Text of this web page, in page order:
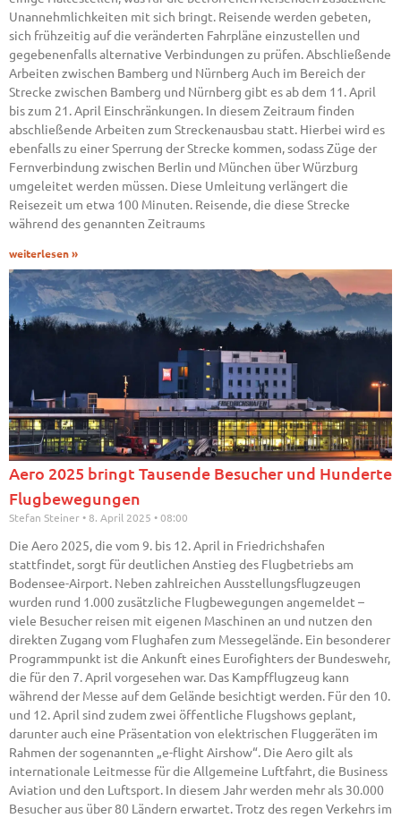
Unannehmlichkeiten mit sich bringt. Reisende werden gebeten,
sich frühzeitig auf die veränderten Fahrpläne einzustellen und
gegebenenfalls alternative Verbindungen zu prüfen. Abschließende
Arbeiten zwischen Bamberg und Nürnberg Auch im Bereich der
Strecke zwischen Bamberg und Nürnberg gibt es ab dem 11. April
bis zum 21. April Einschränkungen. In diesem Zeitraum finden
abschließende Arbeiten zum Streckenausbau statt. Hierbei wird es
ebenfalls zu einer Sperrung der Strecke kommen, sodass Züge der
Fernverbindung zwischen Berlin und München über Würzburg
umgeleitet werden müssen. Diese Umleitung verlängert die
Reisezeit um etwa 100 Minuten. Reisende, die diese Strecke
während des genannten Zeitraums
weiterlesen »
Aero 2025 bringt Tausende Besucher und Hunderte
Flugbewegungen
Stefan Steiner 8. April 2025 08:00
Die Aero 2025, die vom 9. bis 12. April in Friedrichshafen
stattfindet, sorgt für deutlichen Anstieg des Flugbetriebs am
Bodensee-Airport. Neben zahlreichen Ausstellungsflugzeugen
wurden rund 1.000 zusätzliche Flugbewegungen angemeldet –
viele Besucher reisen mit eigenen Maschinen an und nutzen den
direkten Zugang vom Flughafen zum Messegelände. Ein besonderer
Programmpunkt ist die Ankunft eines Eurofighters der Bundeswehr,
die für den 7. April vorgesehen war. Das Kampfflugzeug kann
während der Messe auf dem Gelände besichtigt werden. Für den 10.
und 12. April sind zudem zwei öffentliche Flugshows geplant,
darunter auch eine Präsentation von elektrischen Fluggeräten im
Rahmen der sogenannten „e-flight Airshow“. Die Aero gilt als
internationale Leitmesse für die Allgemeine Luftfahrt, die Business
Aviation und den Luftsport. In diesem Jahr werden mehr als 30.000
Besucher aus über 80 Ländern erwartet. Trotz des regen Verkehrs im